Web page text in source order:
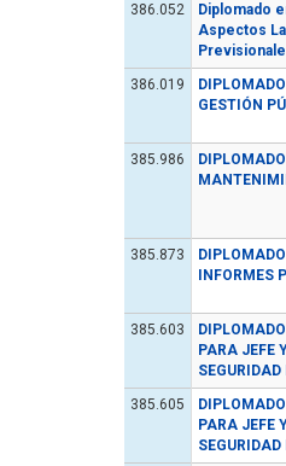
386.052
Diplomado
Aspectos
386.019
GESTIÓN
385.986
385.873
INFORMES
385.603
PARA JEFE
385.605
PARA JEFE